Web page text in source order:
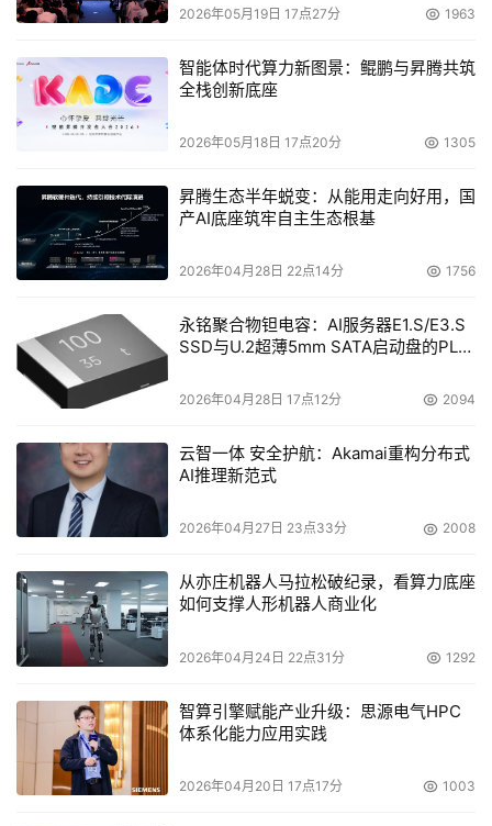
vivo毫米波手机核心技术展示
vivo坚持做5G行业的普及者，从2019年8月推出第一款商
用手机以来，vivo已累计推出超过20款5G手机，覆盖1000
选择和更极致的5G体验，有力推动了5G终端的普及。
5G赋能，vivo以软硬件创新引领智慧新体验
在秦飞看来，5G赋能智慧终端，为手机带来了速率、连
接、流量和智能体验的升级。这就需要终端厂商加强创新，
为消费者带来更好的5G体验。vivo持续对手机的软硬件产
品进行创新，并基于连接和AI为用户提供全场景的智慧化服
5G时代的到来掀起了全民视频创作的热情，防抖变得愈加
重要，vivo X50系列在行业内首次采用了微云台技术，通
2026年05月19日 17点27分 1963
智能体时代算力新图景：鲲鹏与昇腾共筑
全栈创新底座
2026年05月18日 17点20分 1305
昇腾生态半年蜕变：从能用走向好用，国
产AI底座筑牢自主生态根基
2026年04月28日 22点14分 1756
永铭聚合物钽电容：AI服务器E1.S/E3.S
SSD与U.2超薄5mm SATA启动盘的PLP
2026年04月28日 17点12分 2094
云智一体 安全护航：Akamai重构分布式
AI推理新范式
2026年04月27日 23点33分 2008
从亦庄机器人马拉松破纪录，看算力底座
如何支撑人形机器人商业化
2026年04月24日 22点31分 1292
智算引擎赋能产业升级：思源电气HPC
体系化能力应用实践
2026年04月20日 17点17分 1003